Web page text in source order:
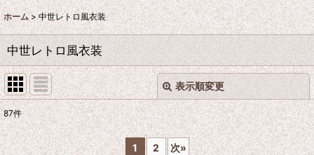
ホーム > 中世レトロ風衣装
中世レトロ風衣装
表示順変更
表示数:
閉じる
87件
1 2 次»